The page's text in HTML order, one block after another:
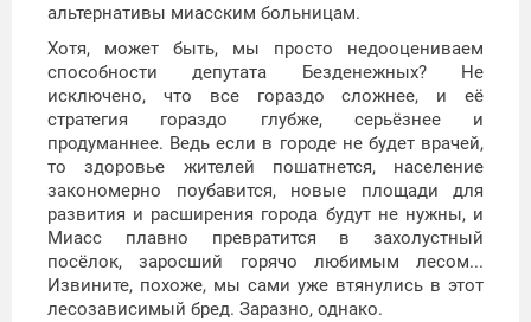
альтернативы миасским больницам.
Хотя, может быть, мы просто недооцениваем
способности депутата Безденежных? Не
исключено, что все гораздо сложнее, и её
стратегия гораздо глубже, серьёзнее и
продуманнее. Ведь если в городе не будет врачей,
то здоровье жителей пошатнется, население
закономерно поубавится, новые площади для
развития и расширения города будут не нужны, и
Миасс плавно превратится в захолустный
посёлок, заросший горячо любимым лесом...
Извините, похоже, мы сами уже втянулись в этот
лесозависимый бред. Заразно, однако.